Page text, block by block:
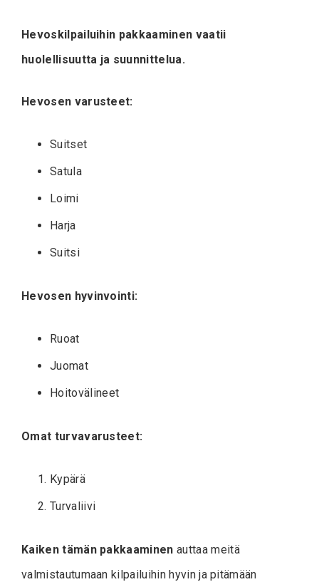
Hevoskilpailuihin pakkaaminen vaatii
huolellisuutta ja suunnittelua.
Hevosen varusteet:
Suitset
Satula
Loimi
Harja
Suitsi
Hevosen hyvinvointi:
Ruoat
Juomat
Hoitovälineet
Omat turvavarusteet:
Kypärä
Turvaliivi
Kaiken tämän pakkaaminen auttaa meitä
valmistautumaan kilpailuihin hyvin ja pitämään